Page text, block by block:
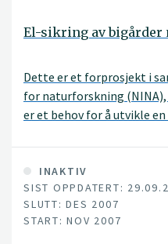
El-sikring av bigårder
Dette er et forprosjekt i
for naturforskning
er et behov for å utvikle
spørreundersøkelse,
informanter innen birøkt
INAKTIV
SIST OPPDATERT:
SLUTT: DES 2007
START: NOV 2007